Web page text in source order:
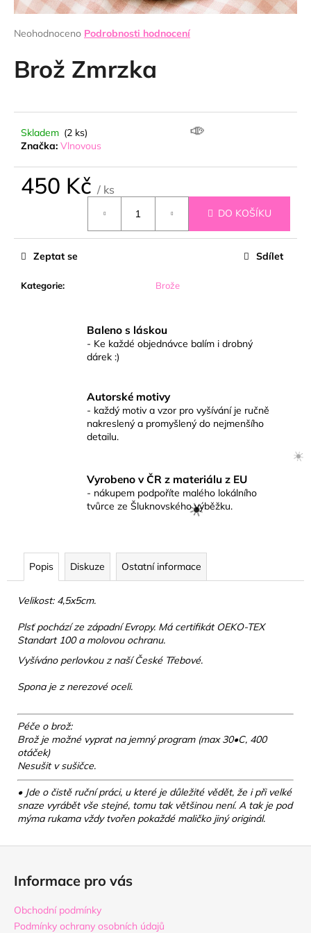
☀️
🍦
Průměrné
produktu
je
5
Neohodnoceno Podrobnosti hodnocení
Brož Zmrzka
Skladem (2 ks)
Značka: Vlnovous
450 Kč / ks
DO KOŠÍKU
Kategorie: Brože
Zeptat se Sdílet
Baleno s láskou
- Ke každé objednávce balím i drobný
dárek :)
Autorské motivy
- každý motiv a vzor pro vyšívání je ručně
nakreslený a promyšlený do nejmenšího
detailu.
Vyrobeno v ČR z materiálu z EU
- nákupem podpoříte malého lokálního
tvůrce ze Šluknovského výběžku.
Popis Diskuze Ostatní informace
Velikost: 4,5x5cm.
Plsť pochází ze západní Evropy. Má certifikát OEKO-TEX
Standart 100 a molovou ochranu.
Vyšíváno perlovkou z naší České Třebové.
Spona je z nerezové oceli.
Péče o brož:
Brož je možné vyprat na jemný program (max 30•C, 400
otáček)
Nesušit v sušičce.
• Jde o čistě ruční práci, u které je důležité vědět, že i při velké
snaze vyrábět vše stejné, tomu tak většinou není. A tak je pod
mýma rukama vždy tvořen pokaždé maličko jiný originál.
a
j
t
o
p
Informace pro vás
Obchodní podmínky
Podmínky ochrany osobních údajů